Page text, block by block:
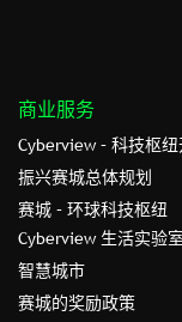
商业服务
Cyberview – 科技枢
振兴赛城总体规划
赛城 – 环球科技枢纽
Cyberview 生活实验室
智慧城市
赛城的奖励政策